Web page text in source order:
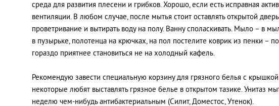
среда для развития плесени и грибков. Хорошо, если есть исправная
вентиляции. В любом случае, после мытья стоит оставлять открытой
проветривание и вытирать воду на полу. Ванну споласкивать. Мыло – в
в пузырьке, полотенца на крючках, на пол постелите коврик из пенки –
гораздо приятнее становиться не на холодный кафель.
Рекомендую завести специальную корзину для грязного белья с
некоторые любят выставлять грязное белье в открытом тазике. Унитаз
неделю чем-нибудь антибактериальным (Силит, Доместос, Утенок).